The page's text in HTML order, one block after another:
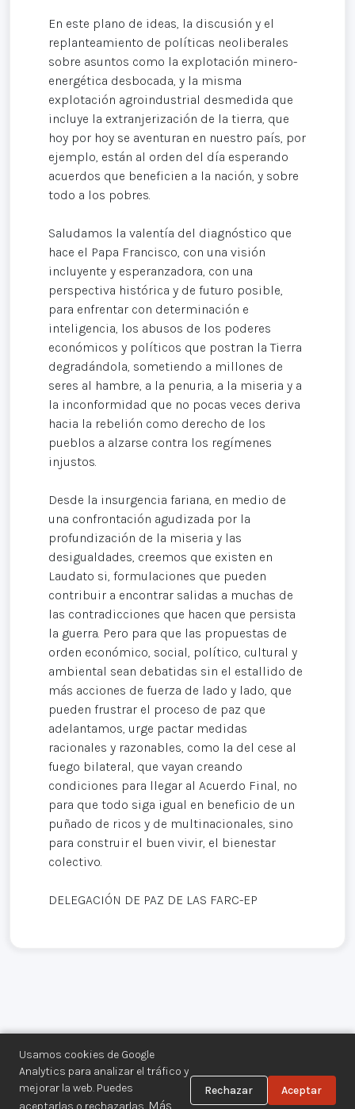
Usamos cookies de Google
Analytics para analizar el tráfico y
mejorar la web. Puedes
aceptarlas o rechazarlas. Más
Rechazar Aceptar
En este plano de ideas, la discusión y el
replanteamiento de políticas neoliberales
sobre asuntos como la explotación minero-
energética desbocada, y la misma
explotación agroindustrial desmedida que
incluye la extranjerización de la tierra, que
hoy por hoy se aventuran en nuestro país, por
ejemplo, están al orden del día esperando
acuerdos que beneficien a la nación, y sobre
todo a los pobres.
Saludamos la valentía del diagnóstico que
hace el Papa Francisco, con una visión
incluyente y esperanzadora, con una
perspectiva histórica y de futuro posible,
para enfrentar con determinación e
inteligencia, los abusos de los poderes
económicos y políticos que postran la Tierra
degradándola, sometiendo a millones de
seres al hambre, a la penuria, a la miseria y a
la inconformidad que no pocas veces deriva
hacia la rebelión como derecho de los
pueblos a alzarse contra los regímenes
injustos.
Desde la insurgencia fariana, en medio de
una confrontación agudizada por la
profundización de la miseria y las
desigualdades, creemos que existen en
Laudato si, formulaciones que pueden
contribuir a encontrar salidas a muchas de
las contradicciones que hacen que persista
la guerra. Pero para que las propuestas de
orden económico, social, político, cultural y
ambiental sean debatidas sin el estallido de
más acciones de fuerza de lado y lado, que
pueden frustrar el proceso de paz que
adelantamos, urge pactar medidas
racionales y razonables, como la del cese al
fuego bilateral, que vayan creando
condiciones para llegar al Acuerdo Final, no
para que todo siga igual en beneficio de un
puñado de ricos y de multinacionales, sino
para construir el buen vivir, el bienestar
colectivo.
DELEGACIÓN DE PAZ DE LAS FARC-EP
Centro de Documentación de los